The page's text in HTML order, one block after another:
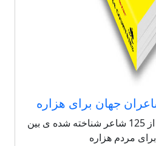
جهان برای هزاره
مجموعه شعر بی نظیر از 125 شاعر شناخته شده ی بین
مردم هزاره